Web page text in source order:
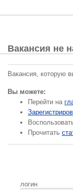
Вакансия не
Вакансия, которую
Вы можете:
Перейти на
Прочитать
логин